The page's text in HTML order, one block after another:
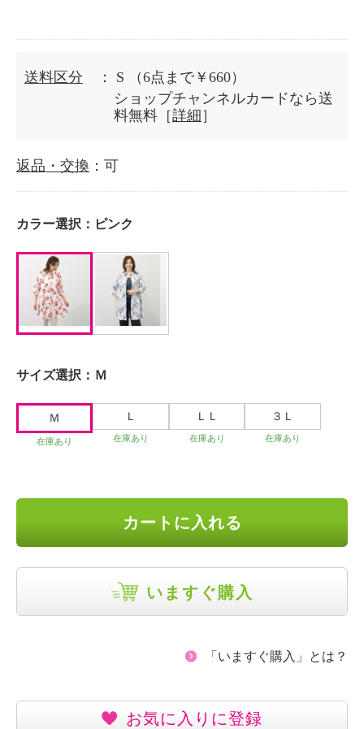
送料区分 ： S
（6点まで￥660）
ショップチャンネルカードなら送
料無料［詳細 ］
返品・交換 ：可
カラー選択： ピンク
サイズ選択： Ｍ
Ｍ
在庫あり
Ｌ
在庫あり
ＬＬ
在庫あり
３Ｌ
在庫あり
カートに入れる
いますぐ購入
「いますぐ購入」とは？
お気に入りに登録